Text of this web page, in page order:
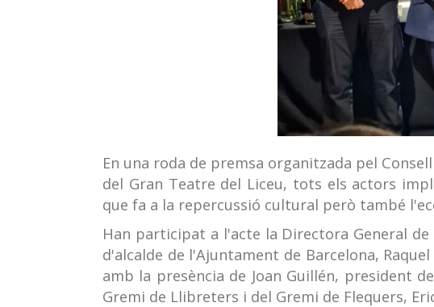
En una roda de premsa organitzada pel
del Gran Teatre del Liceu, tots els actors
que fa a la repercussió cultural però també
Han participat a l'acte la Directora General
d'alcalde de l'Ajuntament de Barcelona,
amb la presència de Joan Guillén, president
Gremi de Llibreters i del Gremi de Flequers,